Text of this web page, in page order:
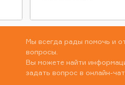
Мы всегда рады помочь и
вопросы.
Вы можете найти
задать вопрос в онлайн-